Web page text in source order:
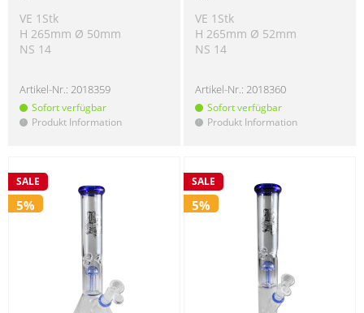
VE 1Stk
H 265mm Ø 50mm
NS 14
Artikel-Nr.:2018359
Sofort verfügbar
! Produkt Information
VE 1Stk
H 265mm Ø 52mm
NS 14
Artikel-Nr.:2018360
Sofort verfügbar
! Produkt Information
SALE
5%
SALE
5%